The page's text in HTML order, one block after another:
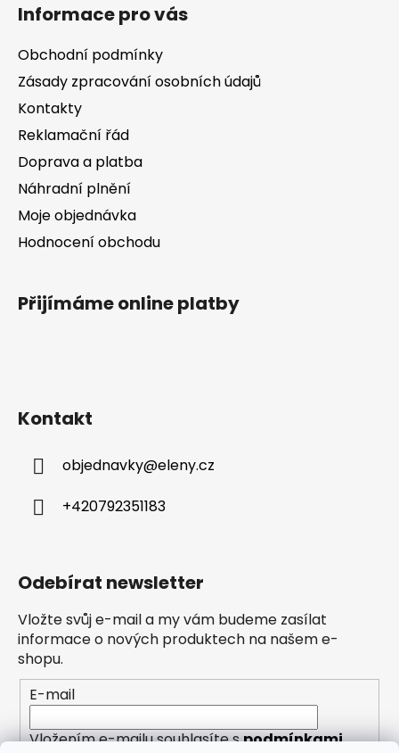
Informace pro vás
Obchodní podmínky
Zásady zpracování osobních údajů
Kontakty
Reklamační řád
Doprava a platba
Náhradní plnění
Moje objednávka
Hodnocení obchodu
Přijímáme online platby
Kontakt
objednavky@eleny.cz
+420792351183
Odebírat newsletter
Vložte svůj e-mail a my vám budeme zasílat
informace o nových produktech na našem e-
shopu.
E-mail
Vložením e-mailu souhlasíte spodmínkami